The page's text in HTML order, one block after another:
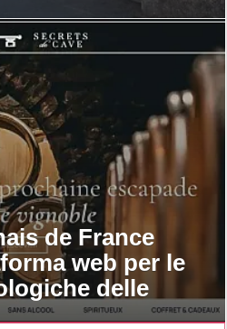
de France
web per le
delle